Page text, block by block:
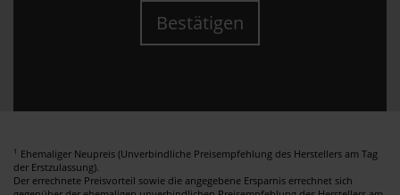
Bestätigen
1 Ehemaliger Neupreis (Unverbindliche Preisempfehlung des Herstellers am Tag
der Erstzulassung).
Der errechnete Preisvorteil sowie die angegebene Ersparnis errechnet sich